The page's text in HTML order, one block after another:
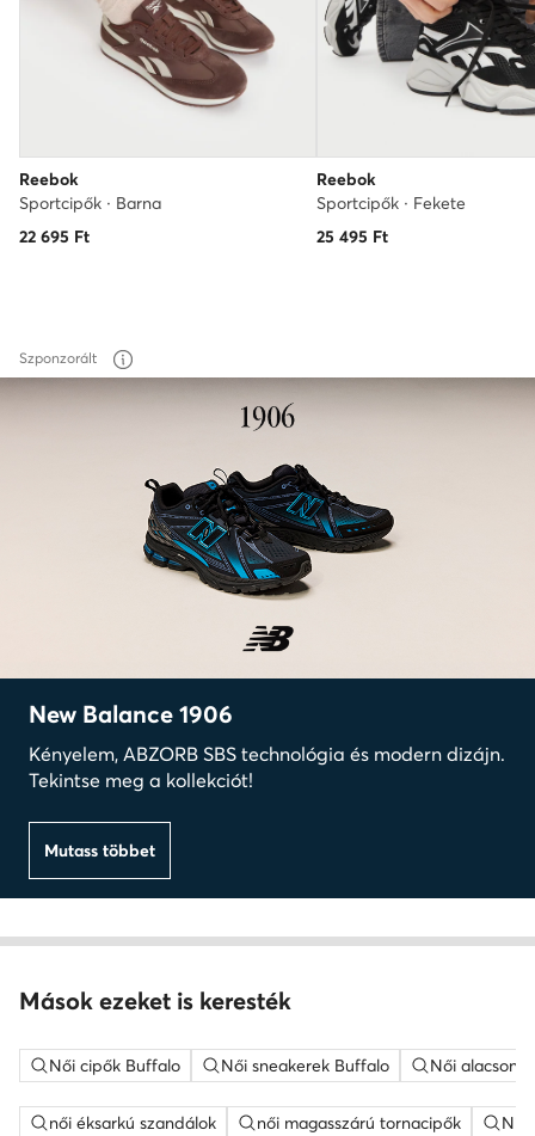
Reebok
Sportcipők · Barna
22 695 Ft
Reebok
Sportcipők · Fekete
25 495 Ft
Szponzorált
New Balance 1906
Kényelem, ABZORB SBS technológia és modern dizájn.
Tekintse meg a kollekciót!
Mutass többet
Mások ezeket is keresték
Női cipők Buffalo Női sneakerek Buffalo Női alacsony
női éksarkú szandálok női magasszárú tornacipők